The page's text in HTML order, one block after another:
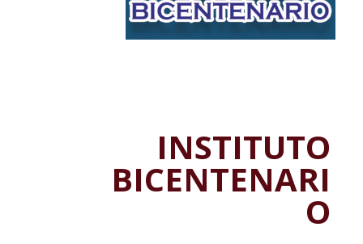
INSTITUTO
BICENTENARI
O